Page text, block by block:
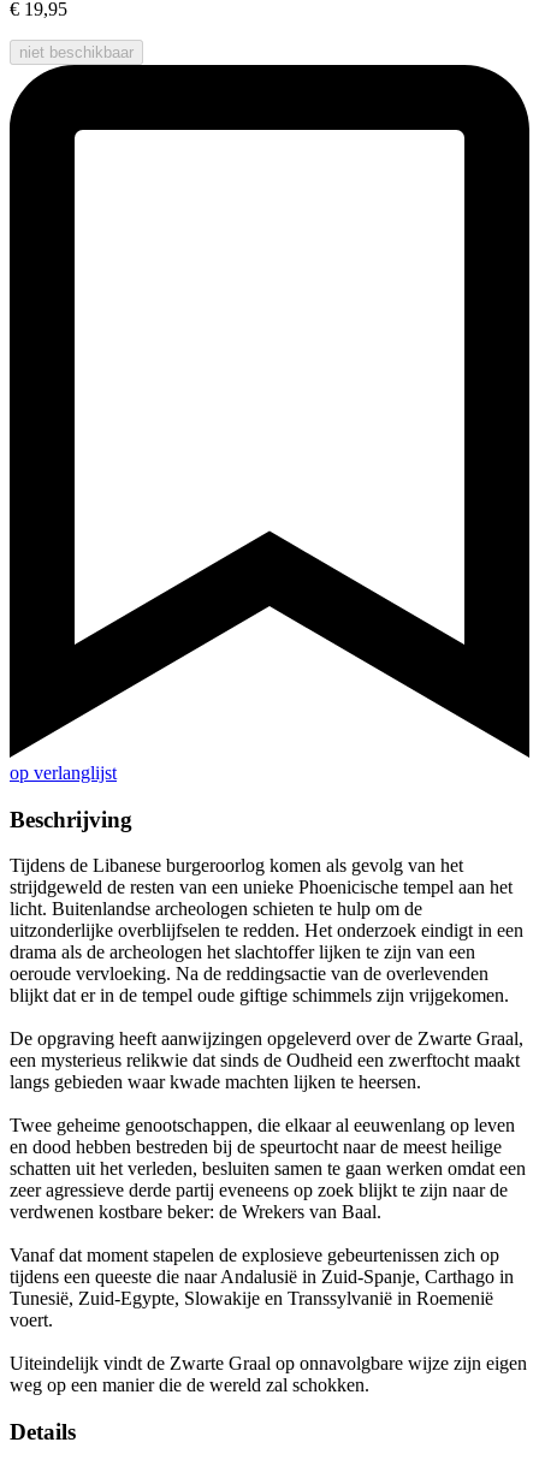
€ 19,95
niet beschikbaar
op verlanglijst
Beschrijving
Tijdens de Libanese burgeroorlog komen als gevolg van het
strijdgeweld de resten van een unieke Phoenicische tempel aan het
licht. Buitenlandse archeologen schieten te hulp om de
uitzonderlijke overblijfselen te redden. Het onderzoek eindigt in een
drama als de archeologen het slachtoffer lijken te zijn van een
oeroude vervloeking. Na de reddingsactie van de overlevenden
blijkt dat er in de tempel oude giftige schimmels zijn vrijgekomen.
De opgraving heeft aanwijzingen opgeleverd over de Zwarte Graal,
een mysterieus relikwie dat sinds de Oudheid een zwerftocht maakt
langs gebieden waar kwade machten lijken te heersen.
Twee geheime genootschappen, die elkaar al eeuwenlang op leven
en dood hebben bestreden bij de speurtocht naar de meest heilige
schatten uit het verleden, besluiten samen te gaan werken omdat een
zeer agressieve derde partij eveneens op zoek blijkt te zijn naar de
verdwenen kostbare beker: de Wrekers van Baal.
Vanaf dat moment stapelen de explosieve gebeurtenissen zich op
tijdens een queeste die naar Andalusië in Zuid-Spanje, Carthago in
Tunesië, Zuid-Egypte, Slowakije en Transsylvanië in Roemenië
voert.
Uiteindelijk vindt de Zwarte Graal op onnavolgbare wijze zijn eigen
weg op een manier die de wereld zal schokken.
Details